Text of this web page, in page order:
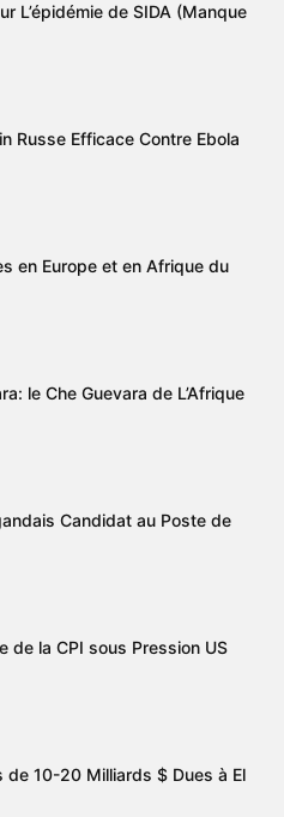
L’épidémie de SIDA (Manque
Russe Efficace Contre Ebola
en Europe et en Afrique du
le Che Guevara de L’Afrique
Candidat au Poste de
de la CPI sous Pression US
de 10-20 Milliards $ Dues à El